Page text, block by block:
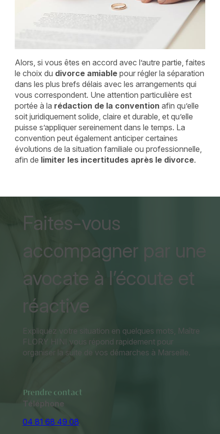
Alors, si vous êtes en accord avec l’autre partie, faites
le choix du divorce amiablepour régler la séparation
dans les plus brefs délais avec les arrangements qui
vous correspondent. Une attention particulière est
portée à la rédaction de la convention afin qu’elle
soit juridiquement solide, claire et durable, et qu’elle
puisse s’appliquer sereinement dans le temps. La
convention peut également anticiper certaines
évolutions de la situation familiale ou professionnelle,
afin de limiter les incertitudes après le divorce.
Faites-vous
accompagner par une
avocate à l’écoute et
réactive
Expliquez votre situation en quelques mots, Maître
FLORY HINI vous répond rapidement pour
organiser la suite de vos démarches à Marseille.
Prendre contact
Téléphone
04 81 68 49 08